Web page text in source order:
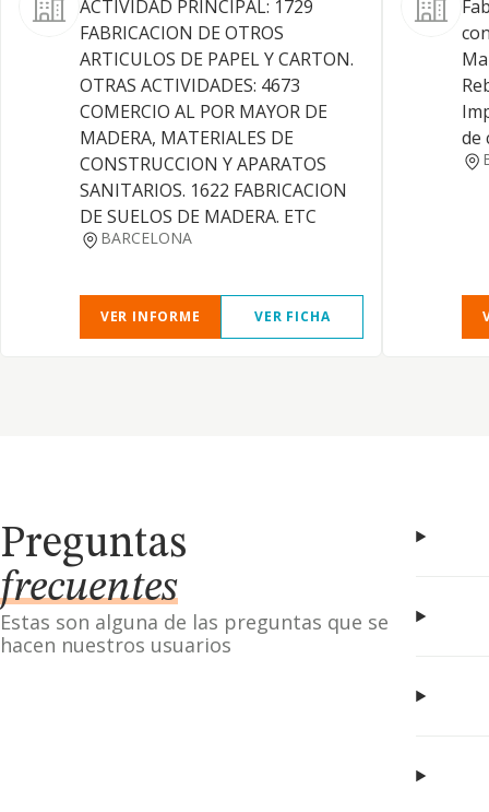
ACTIVIDAD PRINCIPAL: 1729
FABRICACION DE OTROS
ARTICULOS DE PAPEL Y CARTON.
OTRAS ACTIVIDADES: 4673
COMERCIO AL POR MAYOR DE
MADERA, MATERIALES DE
CONSTRUCCION Y APARATOS
SANITARIOS. 1622 FABRICACION
DE SUELOS DE MADERA. ETC
BARCELONA
VER INFORME VER FICHA
de
Preguntas
frecuentes
Estas son alguna de las preguntas que se
hacen nuestros usuarios